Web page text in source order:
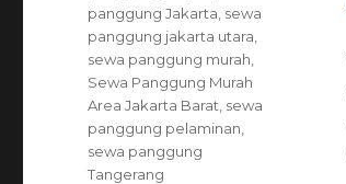
panggung Jakarta sewa
panggung jakarta utara
sewa panggung murah
Sewa Panggung Murah
Area Jakarta Barat sewa
panggung pelaminan
sewa panggung
Tangerang